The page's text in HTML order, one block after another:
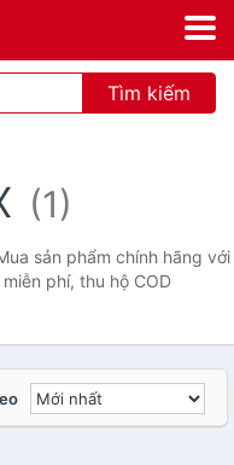
Tìm kiếm
(1)
sản phẩm chính hãng với
phí, thu hộ COD